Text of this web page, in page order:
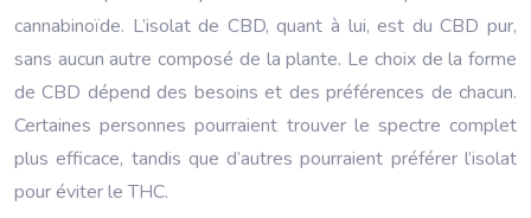
cannabinoïde. L’isolat de CBD, quant à lui, est du CBD pur,
sans aucun autre composé de la plante. Le choix de la forme
de CBD dépend des besoins et des préférences de chacun.
Certaines personnes pourraient trouver le spectre complet
plus efficace, tandis que d’autres pourraient préférer l’isolat
pour éviter le THC.